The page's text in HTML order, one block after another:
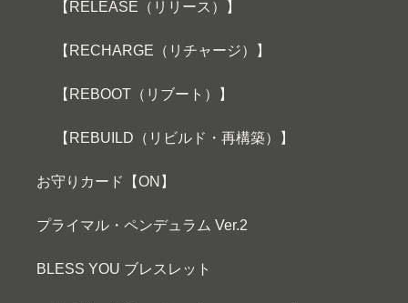
【RELEASE（リリース）】
【RECHARGE（リチャージ）】
【REBOOT（リブート）】
【REBUILD（リビルド・再構築）】
お守りカード【ON】
プライマル・ペンデュラム Ver.2
BLESS YOU ブレスレット